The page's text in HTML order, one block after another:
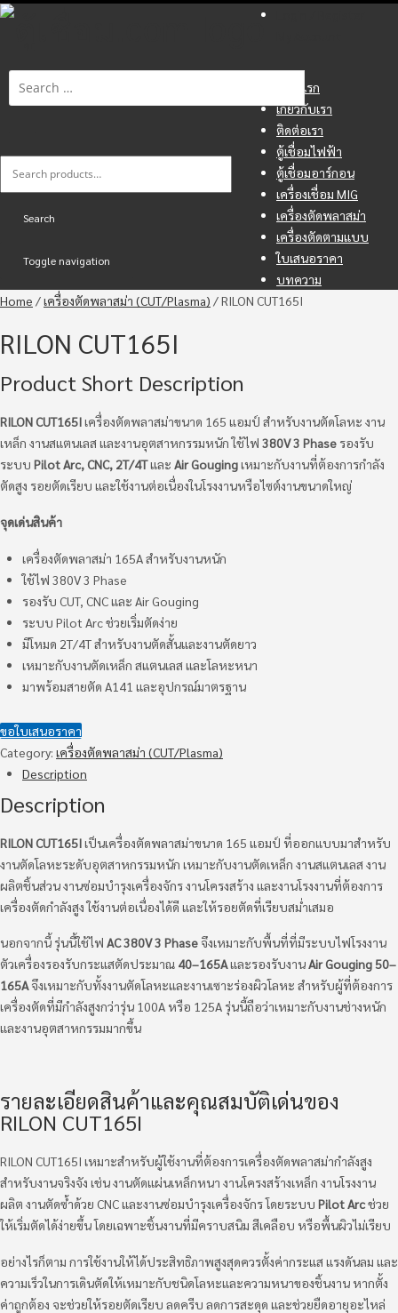
Search
Search
Toggle navigation
หน้าแรก
เกี่ยวกับเรา
ติดต่อเรา
ตู้เชื่อมไฟฟ้า
ตู้เชื่อมอาร์กอน
เครื่องเชื่อม MIG
เครื่องตัดพลาสม่า
เครื่องตัดตามแบบ
ใบเสนอราคา
บทความ
Home /เครื่องตัดพลาสม่า (CUT/Plasma) / RILON CUT165I
RILON CUT165I
Product Short Description
RILON CUT165Iเครื่องตัดพลาสม่าขนาด 165 แอมป์ สำหรับงานตัดโลหะ งาน
เหล็ก งานสแตนเลส และงานอุตสาหกรรมหนัก ใช้ไฟ 380V 3 Phase รองรับ
ระบบ Pilot Arc, CNC, 2T/4Tและ Air Gougingเหมาะกับงานที่ต้องการกำลัง
ตัดสูง รอยตัดเรียบ และใช้งานต่อเนื่องในโรงงานหรือไซต์งานขนาดใหญ่
จุดเด่นสินค้า
เครื่องตัดพลาสม่า 165A สำหรับงานหนัก
ใช้ไฟ 380V 3 Phase
รองรับ CUT, CNC และ Air Gouging
ระบบ Pilot Arc ช่วยเริ่มตัดง่าย
มีโหมด 2T/4T สำหรับงานตัดสั้นและงานตัดยาว
เหมาะกับงานตัดเหล็ก สแตนเลส และโลหะหนา
มาพร้อมสายตัด A141 และอุปกรณ์มาตรฐาน
ขอใบเสนอราคา
Category: เครื่องตัดพลาสม่า (CUT/Plasma)
Description
Description
RILON CUT165Iเป็นเครื่องตัดพลาสม่าขนาด 165 แอมป์ ที่ออกแบบมาสำหรับ
งานตัดโลหะระดับอุตสาหกรรมหนัก เหมาะกับงานตัดเหล็ก งานสแตนเลส งาน
ผลิตชิ้นส่วน งานซ่อมบำรุงเครื่องจักร งานโครงสร้าง และงานโรงงานที่ต้องการ
เครื่องตัดกำลังสูง ใช้งานต่อเนื่องได้ดี และให้รอยตัดที่เรียบสม่ำเสมอ
นอกจากนี้ รุ่นนี้ใช้ไฟ AC 380V 3 Phase จึงเหมาะกับพื้นที่ที่มีระบบไฟโรงงาน
ตัวเครื่องรองรับกระแสตัดประมาณ 40–165AและรองรับงานAir Gouging 50–
165Aจึงเหมาะกับทั้งงานตัดโลหะและงานเซาะร่องผิวโลหะ สำหรับผู้ที่ต้องการ
เครื่องตัดที่มีกำลังสูงกว่ารุ่น 100A หรือ 125A รุ่นนี้ถือว่าเหมาะกับงานช่างหนัก
และงานอุตสาหกรรมมากขึ้น
รายละเอียดสินค้าและคุณสมบัติเด่นของ
RILON CUT165I
RILON CUT165I เหมาะสำหรับผู้ใช้งานที่ต้องการเครื่องตัดพลาสม่ากำลังสูง
สำหรับงานจริงจัง เช่น งานตัดแผ่นเหล็กหนา งานโครงสร้างเหล็ก งานโรงงาน
ผลิต งานตัดซ้ำด้วย CNC และงานซ่อมบำรุงเครื่องจักร โดยระบบ Pilot Arcช่วย
ให้เริ่มตัดได้ง่ายขึ้น โดยเฉพาะชิ้นงานที่มีคราบสนิม สีเคลือบ หรือพื้นผิวไม่เรียบ
อย่างไรก็ตาม การใช้งานให้ได้ประสิทธิภาพสูงสุดควรตั้งค่ากระแส แรงดันลม และ
ความเร็วในการเดินตัดให้เหมาะกับชนิดโลหะและความหนาของชิ้นงาน หากตั้ง
ค่าถูกต้อง จะช่วยให้รอยตัดเรียบ ลดครีบ ลดการสะดุด และช่วยยืดอายุอะไหล่